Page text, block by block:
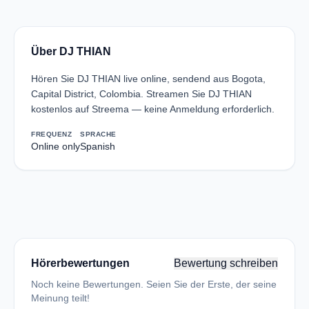
Über DJ THIAN
Hören Sie DJ THIAN live online, sendend aus Bogota,
Capital District, Colombia. Streamen Sie DJ THIAN
kostenlos auf Streema — keine Anmeldung erforderlich.
FREQUENZ
Online only
SPRACHE
Spanish
Hörerbewertungen Bewertung schreiben
Noch keine Bewertungen. Seien Sie der Erste, der seine
Meinung teilt!